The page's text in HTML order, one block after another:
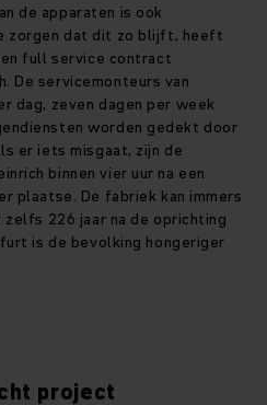
de apparaten is ook
zorgen dat dit zo blijft, heeft
full service contract
De servicemonteurs van
dag, zeven dagen per week
worden gedekt door
er iets misgaat, zijn de
binnen vier uur na een
plaatse. De fabriek kan immers
226 jaar na de oprichting
is de bevolking hongeriger
project